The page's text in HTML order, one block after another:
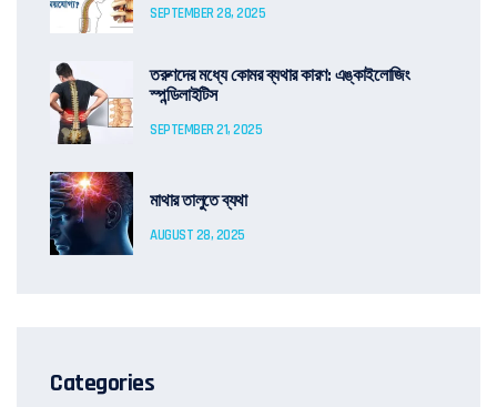
SEPTEMBER 28, 2025
তরুণদের মধ্যে কোমর ব্যথার কারণ: এঙ্কাইলোজিং
স্পন্ডিলাইটিস
SEPTEMBER 21, 2025
মাথার তালুতে ব্যথা
AUGUST 28, 2025
Categories